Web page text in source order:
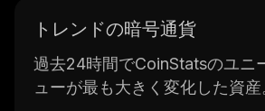
トレンドの暗号通貨
過去24時間でCoinStatsのユニ
ューが最も大きく変化した資産